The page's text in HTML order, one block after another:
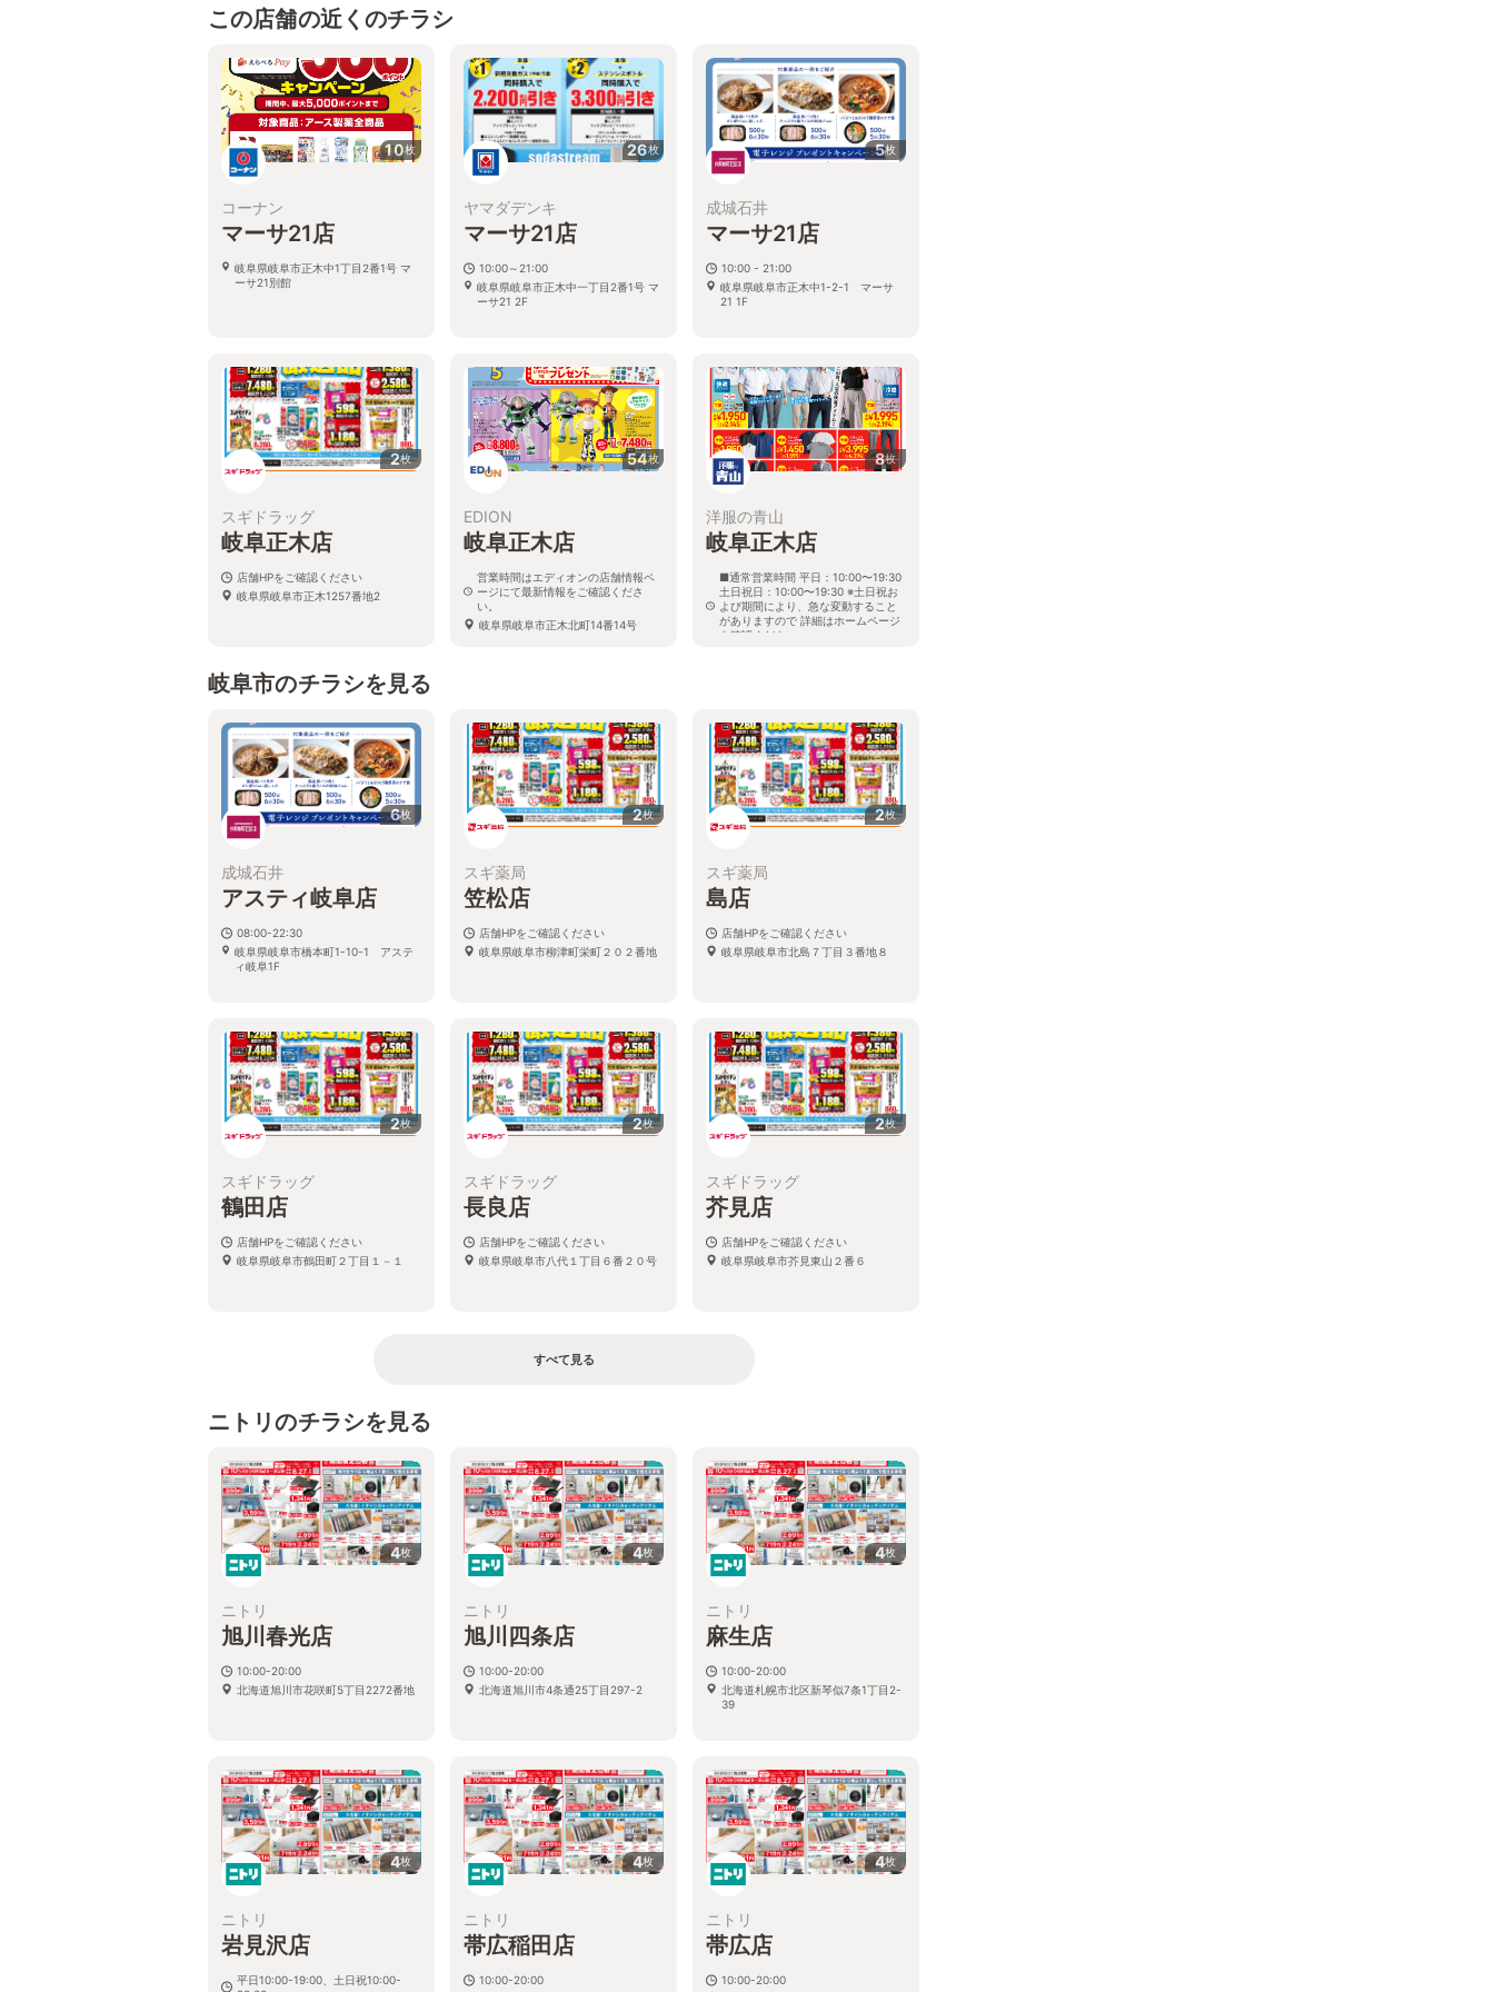
この店舗の近くのチラシ
10枚
コーナン
マーサ21店
岐阜県岐阜市正木中1丁目2番1号 マ
ーサ21別館
26枚
ヤマダデンキ
マーサ21店
10:00～21:00
岐阜県岐阜市正木中一丁目2番1号 マ
ーサ21 2F
5枚
成城石井
マーサ21店
10:00 - 21:00
岐阜県岐阜市正木中1-2-1 マーサ
21 1F
2枚
スギドラッグ
岐阜正木店
店舗HPをご確認ください
岐阜県岐阜市正木1257番地2
54枚
EDION
岐阜正木店
営業時間はエディオンの店舗情報ペ
ージにて最新情報をご確認くださ
い。
岐阜県岐阜市正木北町14番14号
8枚
洋服の青山
岐阜正木店
■通常営業時間 平日：10:00〜19:30
土日祝日：10:00〜19:30 ※土日祝お
よび期間により、急な変動すること
がありますので 詳細はホームページ
を確認ください
岐阜市のチラシを見る
6枚
成城石井
アスティ岐阜店
08:00-22:30
岐阜県岐阜市橋本町1-10-1 アステ
ィ岐阜1F
2枚
スギ薬局
笠松店
店舗HPをご確認ください
岐阜県岐阜市柳津町栄町２０２番地
2枚
スギ薬局
島店
店舗HPをご確認ください
岐阜県岐阜市北島７丁目３番地８
2枚
スギドラッグ
鶴田店
店舗HPをご確認ください
岐阜県岐阜市鶴田町２丁目１－１
2枚
スギドラッグ
長良店
店舗HPをご確認ください
岐阜県岐阜市八代１丁目６番２０号
2枚
スギドラッグ
芥見店
店舗HPをご確認ください
岐阜県岐阜市芥見東山２番６
すべて見る
ニトリのチラシを見る
4枚
ニトリ
旭川春光店
10:00-20:00
北海道旭川市花咲町5丁目2272番地
4枚
ニトリ
旭川四条店
10:00-20:00
北海道旭川市4条通25丁目297-2
4枚
ニトリ
麻生店
10:00-20:00
北海道札幌市北区新琴似7条1丁目2-
39
4枚
ニトリ
岩見沢店
平日10:00-19:00、土日祝10:00-
4枚
ニトリ
帯広稲田店
10:00-20:00
4枚
ニトリ
帯広店
10:00-20:00